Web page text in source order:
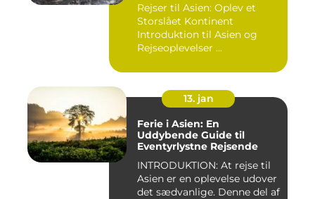
Rejser til Asien: Oplev et
Storslået Kontinent
Introduktion til Asien og
Rejseoplevelser ...
13. jan
Ferie i Asien: En
Uddybende Guide til
Eventyrlystne Rejsende
INTRODUKTION: At rejse til
Asien er en oplevelse udover
det sædvanlige. Denne del af